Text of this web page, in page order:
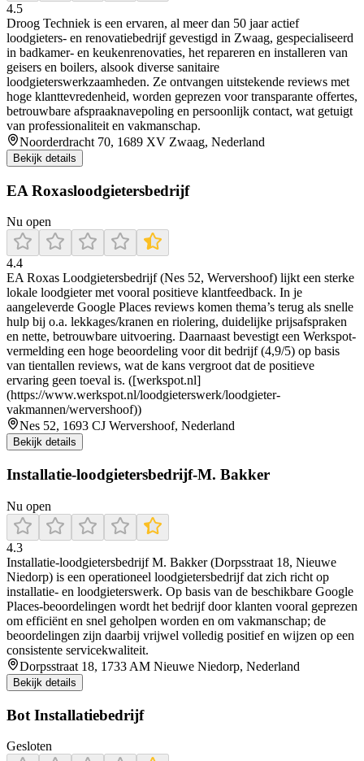
4.5
Droog Techniek is een ervaren, al meer dan 50 jaar actief
loodgieters- en renovatiebedrijf gevestigd in Zwaag, gespecialiseerd
in badkamer- en keukenrenovaties, het repareren en installeren van
geisers en boilers, alsook diverse sanitaire
loodgieterswerkzaamheden. Ze ontvangen uitstekende reviews met
hoge klanttevredenheid, worden geprezen voor transparante offertes,
betrouwbare afspraaknavepoling en persoonlijk contact, wat getuigt
van professionaliteit en vakmanschap.
Noorderdracht 70, 1689 XV Zwaag, Nederland
Bekijk details
EA Roxasloodgietersbedrijf
Nu open
4.4
EA Roxas Loodgietersbedrijf (Nes 52, Wervershoof) lijkt een sterke
lokale loodgieter met vooral positieve klantfeedback. In je
aangeleverde Google Places reviews komen thema’s terug als snelle
hulp bij o.a. lekkages/kranen en riolering, duidelijke prijsafspraken
en nette, betrouwbare uitvoering. Daarnaast bevestigt een Werkspot-
vermelding een hoge beoordeling voor dit bedrijf (4,9/5) op basis
van tientallen reviews, wat de kans vergroot dat de positieve
ervaring geen toeval is. ([werkspot.nl]
(https://www.werkspot.nl/loodgieterswerk/loodgieter-
vakmannen/wervershoof))
Nes 52, 1693 CJ Wervershoof, Nederland
Bekijk details
Installatie-loodgietersbedrijf-M. Bakker
Nu open
4.3
Installatie-loodgietersbedrijf M. Bakker (Dorpsstraat 18, Nieuwe
Niedorp) is een operationeel loodgietersbedrijf dat zich richt op
installatie- en loodgieterswerk. Op basis van de beschikbare Google
Places-beoordelingen wordt het bedrijf door klanten vooral geprezen
om efficiënt en snel geholpen worden en om vakmanschap; de
beoordelingen zijn daarbij vrijwel volledig positief en wijzen op een
consistente servicekwaliteit.
Dorpsstraat 18, 1733 AM Nieuwe Niedorp, Nederland
Bekijk details
Bot Installatiebedrijf
Gesloten